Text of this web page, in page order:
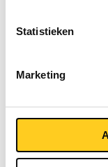
Statistieken
Marketing
artikelnummers
Een EDI-